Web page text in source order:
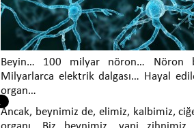
Beyin… 100 milyar nöron… Nöron
Milyarlarca elektrik dalgası… Hayal
organ…
Ancak, beynimiz de, elimiz, kalbimiz,